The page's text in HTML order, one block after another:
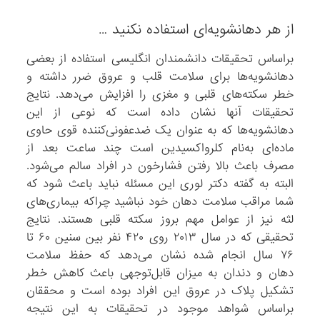
از هر دهانشویه‌ای استفاده نکنید …
براساس تحقیقات دانشمندان انگلیسی استفاده از بعضی
دهانشویه‌ها برای سلامت قلب و عروق ضرر داشته و
خطر سکته‌های قلبی و مغزی را افزایش می‌دهد. نتایج
تحقیقات آنها نشان داده است که نوعی از این
دهانشویه‌ها که به عنوان یک ضدعفونی‌کننده قوی حاوی
ماده‌ای به‌نام کلرواکسیدین است چند ساعت بعد از
مصرف باعث بالا رفتن فشارخون در افراد سالم می‌شود.
البته به گفته دکتر لوری این مسئله نباید باعث شود که
شما مراقب سلامت دهان خود نباشید چراکه بیماری‌های
لثه نیز از عوامل مهم بروز سکته قلبی هستند. نتایج
تحقیقی که در سال ۲۰۱۳ روی ۴۲۰ نفر بین سنین ۶۰ تا
۷۶ سال انجام شده نشان می‌دهد که حفظ سلامت
دهان و دندان به میزان قابل‌توجهی باعث کاهش خطر
تشکیل پلاک در عروق این افراد بوده است و محققان
براساس شواهد موجود در تحقیقات به این نتیجه